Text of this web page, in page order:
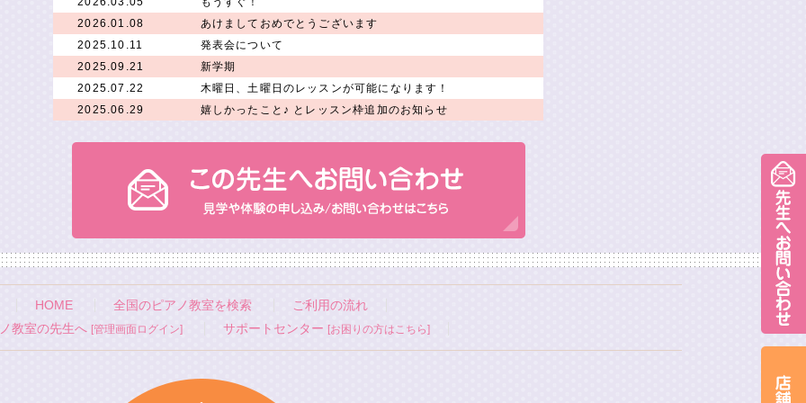
2026.01.08
あけましておめでとうございます
2025.10.11
発表会について
2025.09.21
新学期
2025.07.22
木曜日、土曜日のレッスンが可能になります！
2025.06.29
嬉しかったこと♪ とレッスン枠追加のお知らせ
HOME 全国のピアノ教室を検索
ご利用の流れ
教室の先生へ [管理画面ログイン] サポートセンター [お困りの方はこちら]